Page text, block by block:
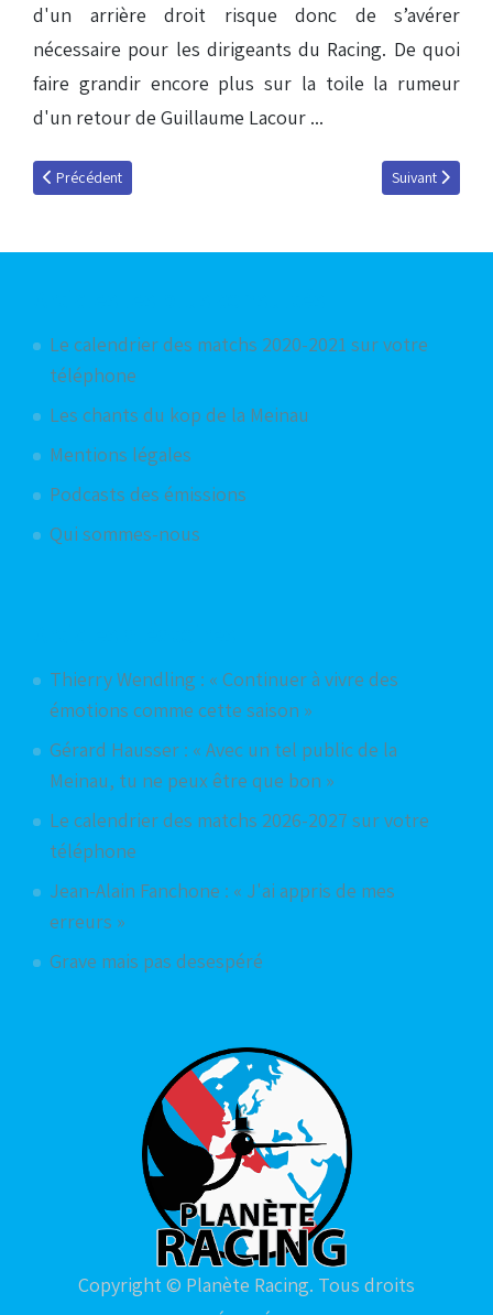
d'un arrière droit risque donc de s’avérer
nécessaire pour les dirigeants du Racing. De quoi
faire grandir encore plus sur la toile la rumeur
d'un retour de Guillaume Lacour ...
Article précédent : Première à Munster
Précédent Article suivant :
Suivant
Le calendrier des matchs 2020-2021 sur votre
téléphone
Les chants du kop de la Meinau
Mentions légales
Podcasts des émissions
Qui sommes-nous
Thierry Wendling : « Continuer à vivre des
émotions comme cette saison »
Gérard Hausser : « Avec un tel public de la
Meinau, tu ne peux être que bon »
Le calendrier des matchs 2026-2027 sur votre
téléphone
Jean-Alain Fanchone : « J'ai appris de mes
erreurs »
Grave mais pas desespéré
Copyright © Planète Racing. Tous droits